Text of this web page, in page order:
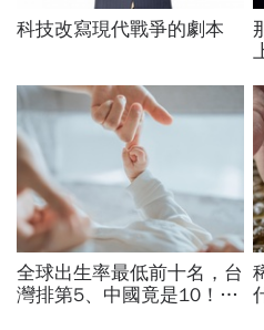
科技改寫現代戰爭的劇本
全球出生率最低前十名，台
灣排第5、中國竟是10！亞